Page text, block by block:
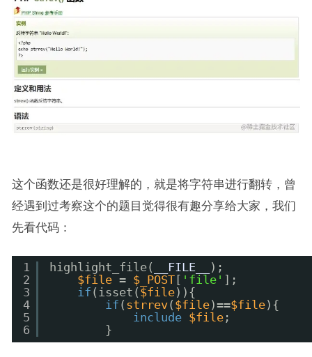
这个函数还是很好理解的，就是将字符串进行翻转，曾
经遇到过考察这个的题目觉得很有趣分享给大家，我们
先看代码：
1
2
3
4
5
6
highlight_file( __FILE__
);
$file = $_POST 'file'
];
if (isset( $file)){
if ( strrev( $file)==$file){
include $file ;
}